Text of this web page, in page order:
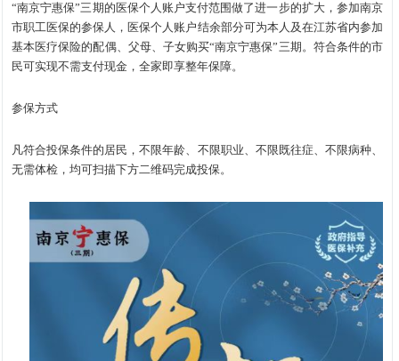
“南京宁惠保”三期的医保个人账户支付范围做了进一步的扩大，参加南京
市职工医保的参保人，医保个人账户结余部分可为本人及在江苏省内参加
基本医疗保险的配偶、父母、子女购买“南京宁惠保”三期。符合条件的市
民可实现不需支付现金，全家即享整年保障。
参保方式
凡符合投保条件的居民，不限年龄、不限职业、不限既往症、不限病种、
无需体检，均可扫描下方二维码完成投保。